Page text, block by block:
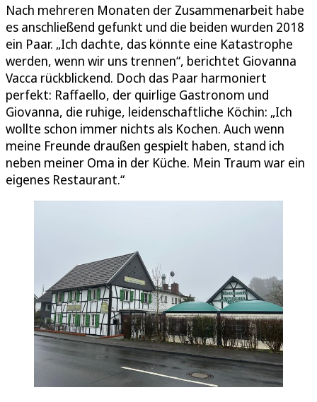
Nach mehreren Monaten der Zusammenarbeit habe
es anschließend gefunkt und die beiden wurden 2018
ein Paar. „Ich dachte, das könnte eine Katastrophe
werden, wenn wir uns trennen“, berichtet Giovanna
Vacca rückblickend. Doch das Paar harmoniert
perfekt: Raffaello, der quirlige Gastronom und
Giovanna, die ruhige, leidenschaftliche Köchin: „Ich
wollte schon immer nichts als Kochen. Auch wenn
meine Freunde draußen gespielt haben, stand ich
neben meiner Oma in der Küche. Mein Traum war ein
eigenes Restaurant.“